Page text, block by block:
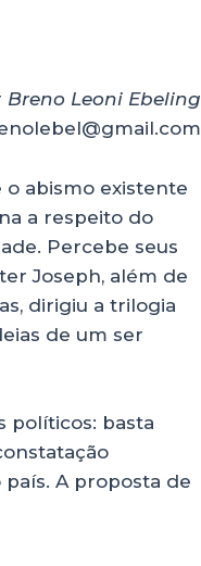
Breno Leoni Ebeling
abismo existente
a respeito do
Percebe seus
Joseph, além de
dirigiu a trilogia
de um ser
políticos: basta
A proposta de